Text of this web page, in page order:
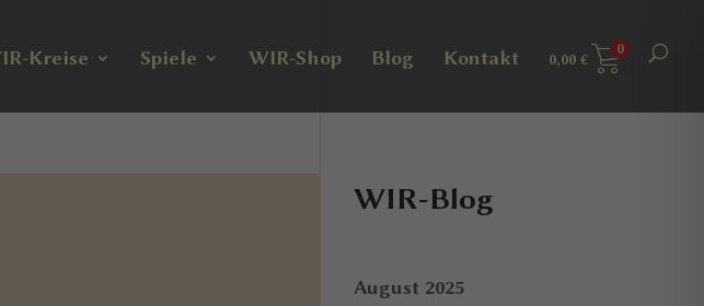
Kreise Spiele WIR-Shop Blog Kontakt 0,00 €
0
WIR-Blog
August 2025